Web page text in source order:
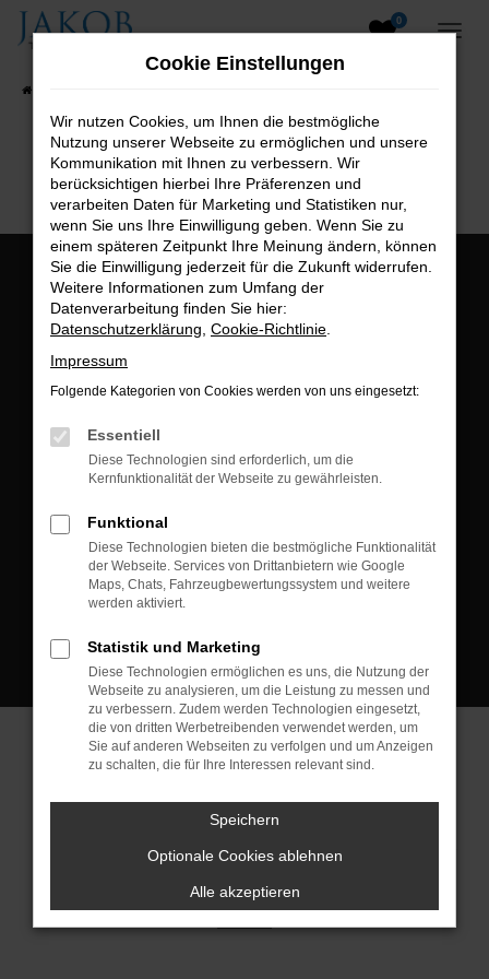
Zum
0
B2B-Shop
Öffnungszeiten:
Montag bis Freitag:
Postadresse:
Kontakt:
Tel.: +49 3745 760 90 20
Fax: +49 3745 760 90 21
Mail: fj@jakob-trading.com
Cookie Einstellungen
© 2026 Jakob Trading GmbH | Neustädter Straße 1 | DE-08223
Neustadt/Vogtland | fj@jakob-trading.com | Webdesign by audaris.de
Cookie Einstellungen
Wir nutzen Cookies, um Ihnen die bestmögliche
Nutzung unserer Webseite zu ermöglichen und unsere
Kommunikation mit Ihnen zu verbessern. Wir
berücksichtigen hierbei Ihre Präferenzen und
verarbeiten Daten für Marketing und Statistiken nur,
wenn Sie uns Ihre Einwilligung geben. Wenn Sie zu
einem späteren Zeitpunkt Ihre Meinung ändern, können
Sie die Einwilligung jederzeit für die Zukunft widerrufen.
Weitere Informationen zum Umfang der
Datenverarbeitung finden Sie hier:
Datenschutzerklärung Cookie-Richtlinie
Impressum
Folgende Kategorien von Cookies werden von uns eingesetzt:
Essentiell
Diese Technologien sind erforderlich, um die
Kernfunktionalität der Webseite zu gewährleisten.
Funktional
Diese Technologien bieten die bestmögliche Funktionalität
der Webseite. Services von Drittanbietern wie Google
Maps, Chats, Fahrzeugbewertungssystem und weitere
werden aktiviert.
Statistik und Marketing
Diese Technologien ermöglichen es uns, die Nutzung der
Webseite zu analysieren, um die Leistung zu messen und
zu verbessern. Zudem werden Technologien eingesetzt,
die von dritten Werbetreibenden verwendet werden, um
Sie auf anderen Webseiten zu verfolgen und um Anzeigen
zu schalten, die für Ihre Interessen relevant sind.
Speichern
Optionale Cookies ablehnen
Alle akzeptieren